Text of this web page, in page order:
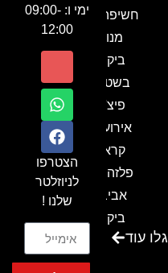
חשיפה- זיו
מנור
ביקור
בשטח-
פיצ'ר
אירועים
קראון
פלזה תל
אביב-
ביקור
בכנסגלו עוד
ימי ו: 09:00-
12:00
הצטרפו
לניוזלטר
שלנו !